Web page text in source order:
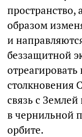
пространство,
образом
и
беззащитной
отреагировать
столкновения
связь с
в чернильной
орбите.